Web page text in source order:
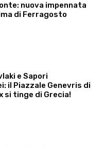
nuova impennata
di Ferragosto
e Sapori
il Piazzale Genevris di
si tinge di Grecia!